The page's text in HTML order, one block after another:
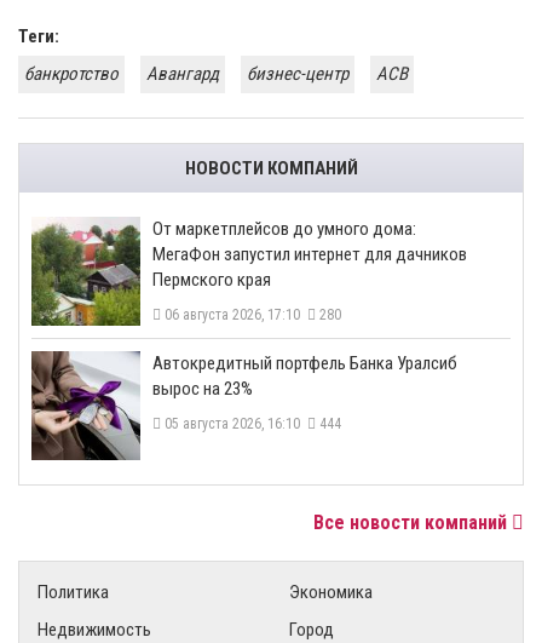
Теги:
банкротство
Авангард бизнес-центр АСВ
НОВОСТИ КОМПАНИЙ
От маркетплейсов до умного дома:
МегаФон запустил интернет для дачников
Пермского края
06 августа 2026, 17:10 280
​Автокредитный портфель Банка Уралсиб
вырос на 23%
05 августа 2026, 16:10 444
Все новости компаний
Политика
Экономика
Недвижимость
Город